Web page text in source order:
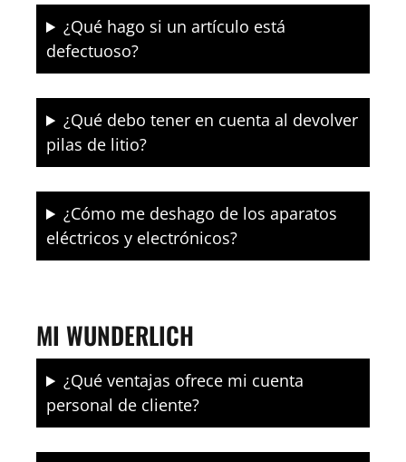
¿Qué hago si un artículo está
defectuoso?
¿Qué debo tener en cuenta al devolver
pilas de litio?
¿Cómo me deshago de los aparatos
eléctricos y electrónicos?
MI WUNDERLICH
¿Qué ventajas ofrece mi cuenta
personal de cliente?